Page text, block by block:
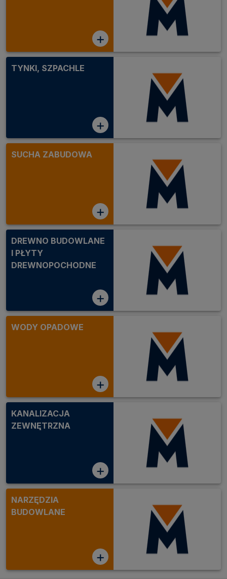
+
TYNKI, SZPACHLE
+
SUCHA ZABUDOWA
+
DREWNO BUDOWLANE
I PŁYTY
DREWNOPOCHODNE
+
WODY OPADOWE
+
KANALIZACJA
ZEWNĘTRZNA
+
NARZĘDZIA
BUDOWLANE
+